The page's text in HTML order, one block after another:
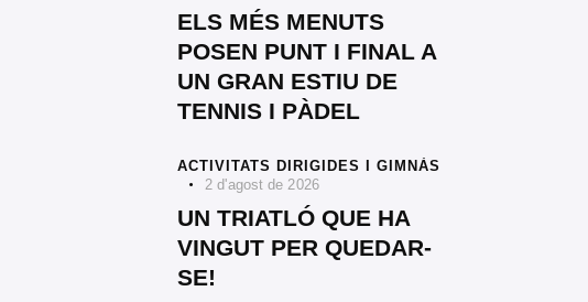
ELS MÉS MENUTS
POSEN PUNT I FINAL A
UN GRAN ESTIU DE
TENNIS I PÀDEL
ACTIVITATS DIRIGIDES I GIMNÀS
2 d'agost de 2026
UN TRIATLÓ QUE HA
VINGUT PER QUEDAR-
SE!